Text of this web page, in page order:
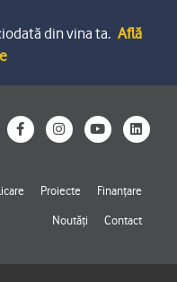
din vina ta. Află
F
a
o
I
n
g
a
m
Y
o
b
L
i
d
n
Proiecte Finanțare
Noutăți Contact